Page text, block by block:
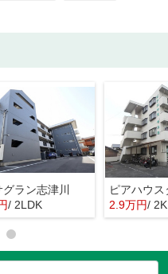
ラン志津川
/ 2LDK
ピアハウス
2.9万円/ 2K